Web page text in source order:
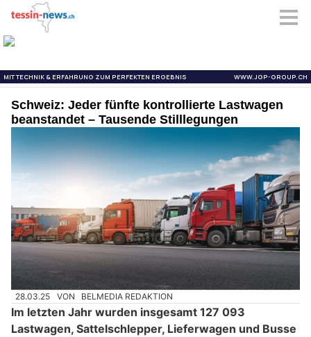
Schweiz: Jeder fünfte kontrollierte Lastwagen
beanstandet – Tausende Stilllegungen
28.03.25 VON BELMEDIA REDAKTION
Im letzten Jahr wurden insgesamt 127 093
Lastwagen, Sattelschlepper, Lieferwagen und Busse